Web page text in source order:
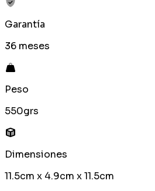
Garantía
36 meses
Peso
550grs
Dimensiones
11.5cm x 4.9cm x 11.5cm